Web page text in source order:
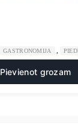
GASTRONOMIJA
Pievienot grozam